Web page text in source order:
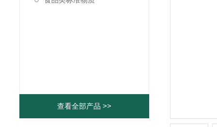
查看全部产品 >>